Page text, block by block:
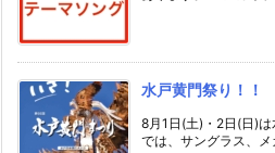
水戸黄門祭り！！
8月1日(土)・2日(日)
では、サングラス、メ